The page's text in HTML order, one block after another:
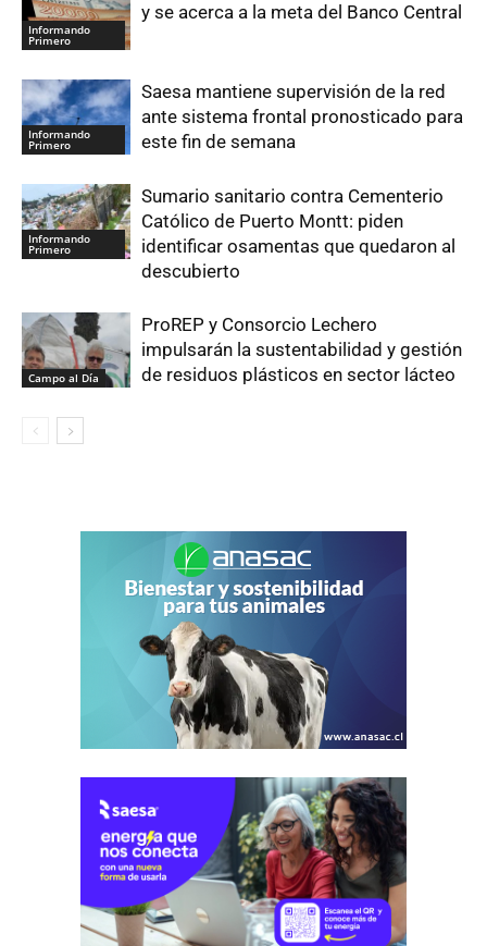
Informando
Primero
y se acerca a la meta del Banco Central
Informando
Primero
Saesa mantiene supervisión de la red
ante sistema frontal pronosticado para
este fin de semana
Informando
Primero
Sumario sanitario contra Cementerio
Católico de Puerto Montt: piden
identificar osamentas que quedaron al
descubierto
Campo al Día
ProREP y Consorcio Lechero
impulsarán la sustentabilidad y gestión
de residuos plásticos en sector lácteo